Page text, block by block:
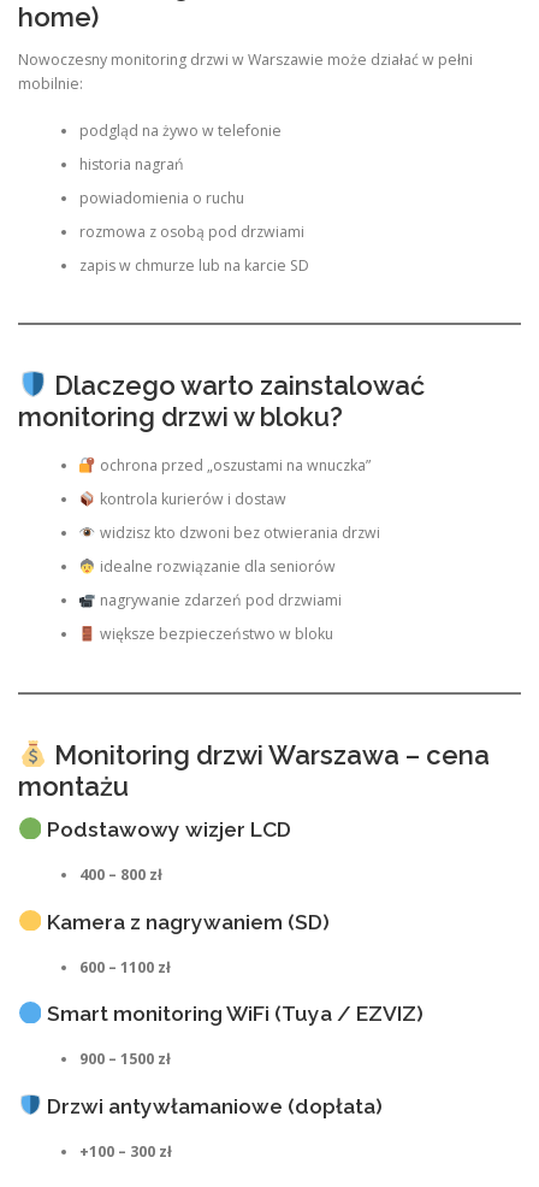
home)
Nowoczesny monitoring drzwi w Warszawie może działać w pełni
mobilnie:
podgląd na żywo w telefonie
historia nagrań
powiadomienia o ruchu
rozmowa z osobą pod drzwiami
zapis w chmurze lub na karcie SD
Dlaczego warto zainstalować
monitoring drzwi w bloku?
ochrona przed „oszustami na wnuczka”
kontrola kurierów i dostaw
widzisz kto dzwoni bez otwierania drzwi
idealne rozwiązanie dla seniorów
nagrywanie zdarzeń pod drzwiami
większe bezpieczeństwo w bloku
Monitoring drzwi Warszawa – cena
montażu
Podstawowy wizjer LCD
400 – 800 zł
Kamera z nagrywaniem (SD)
600 – 1100 zł
Smart monitoring WiFi (Tuya / EZVIZ)
900 – 1500 zł
Drzwi antywłamaniowe (dopłata)
+100 – 300 zł